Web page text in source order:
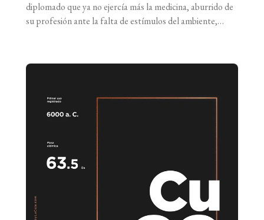
diplomado que ya no ejercía más la medicina, aburrido de
su profesión ante la falta de estímulos del ambiente,
probar “a ver qué pasa si mezclo estas dos [...]